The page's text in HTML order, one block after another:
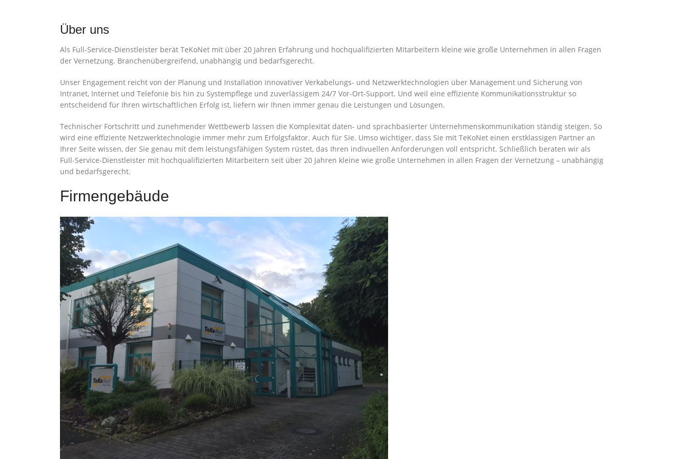
Über uns
Als Full-Service-Dienstleister berät TeKoNet mit über 20 Jahren Erfahrung und hochqualifizierten Mitarbeitern kleine wie große Unternehmen in allen Fragen
der Vernetzung. Branchenübergreifend, unabhängig und bedarfsgerecht.
Unser Engagement reicht von der Planung und Installation innovativer Verkabelungs- und Netzwerktechnologien über Management und Sicherung von
Intranet, Internet und Telefonie bis hin zu Systempflege und zuverlässigem 24/7 Vor-Ort-Support. Und weil eine effiziente Kommunikationsstruktur so
entscheidend für Ihren wirtschaftlichen Erfolg ist, liefern wir Ihnen immer genau die Leistungen und Lösungen.
Technischer Fortschritt und zunehmender Wettbewerb lassen die Komplexität daten- und sprachbasierter Unternehmenskommunikation ständig steigen. So
wird eine effiziente Netzwerktechnologie immer mehr zum Erfolgsfaktor. Auch für Sie. Umso wichtiger, dass Sie mit TeKoNet einen erstklassigen Partner an
Ihrer Seite wissen, der Sie genau mit dem leistungsfähigen System rüstet, das Ihren indivuellen Anforderungen voll entspricht. Schließlich beraten wir als
Full-Service-Dienstleister mit hochqualifizierten Mitarbeitern seit über 20 Jahren kleine wie große Unternehmen in allen Fragen der Vernetzung – unabhängig
und bedarfsgerecht.
Firmengebäude